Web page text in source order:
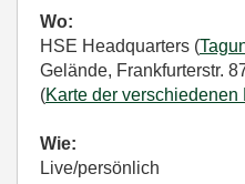
Wo:
HSE Headquarters (
Gelände, Frankfurterstr.
(Karte der
Wie:
Live/persönlich